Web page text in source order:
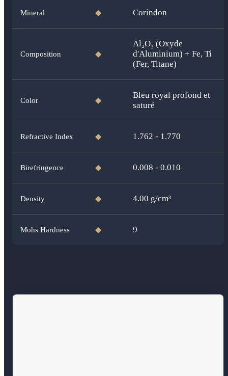
Mineral ◆ Corindon
Composition ◆
Al₂O₃ (Oxyde
d'Aluminium) + Fe, Ti
(Fer, Titane)
Color ◆
Bleu royal profond et
saturé
Refractive Index ◆ 1.762 - 1.770
Birefringence ◆ 0.008 - 0.010
Density ◆ 4.00 g/cm³
Mohs Hardness ◆ 9